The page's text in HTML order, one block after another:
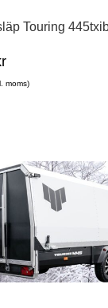
Touring
moms)